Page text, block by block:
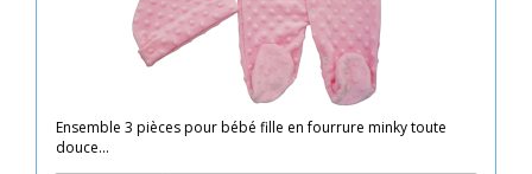
Ensemble 3 pièces pour bébé fille en fourrure minky toute
douce...